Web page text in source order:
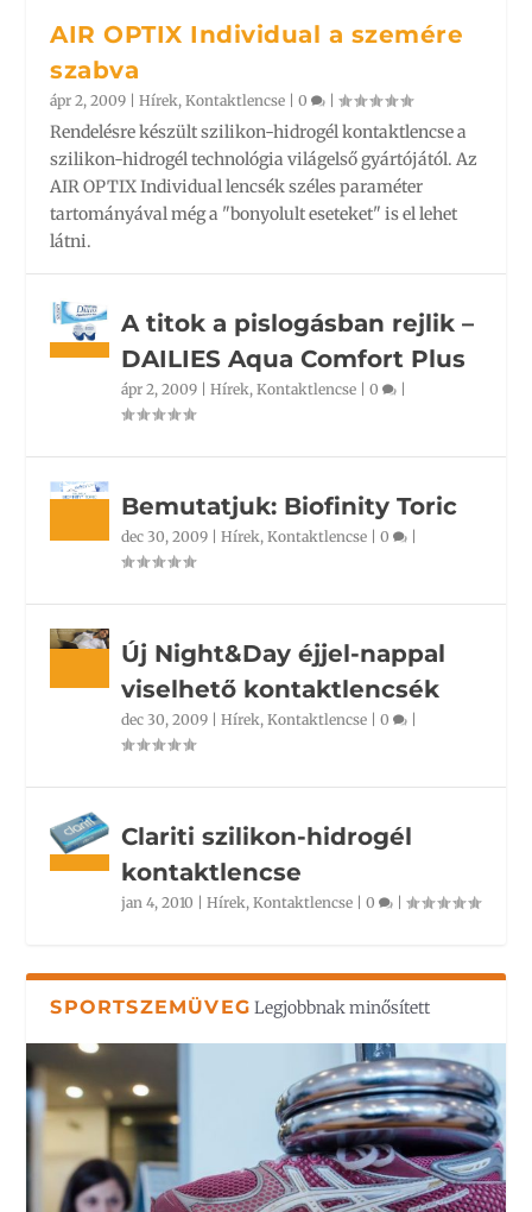
AIR OPTIX Individual a szemére
szabva
ápr 2, 2009 |Hírek,Kontaktlencse |0 |
Rendelésre készült szilikon-hidrogél kontaktlencse a
szilikon-hidrogél technológia világelső gyártójától. Az
AIR OPTIX Individual lencsék széles paraméter
tartományával még a "bonyolult eseteket" is el lehet
látni.
A titok a pislogásban rejlik –
DAILIES Aqua Comfort Plus
ápr 2, 2009 |Hírek,Kontaktlencse |0
Bemutatjuk: Biofinity Toric
dec 30, 2009 |Hírek,Kontaktlencse |0
Új Night&Day éjjel-nappal
viselhető kontaktlencsék
dec 30, 2009 |Hírek,Kontaktlencse |0
Clariti szilikon-hidrogél
kontaktlencse
jan 4, 2010 |Hírek,Kontaktlencse |0 |
SPORTSZEMÜVEG Legjobbnak minősített